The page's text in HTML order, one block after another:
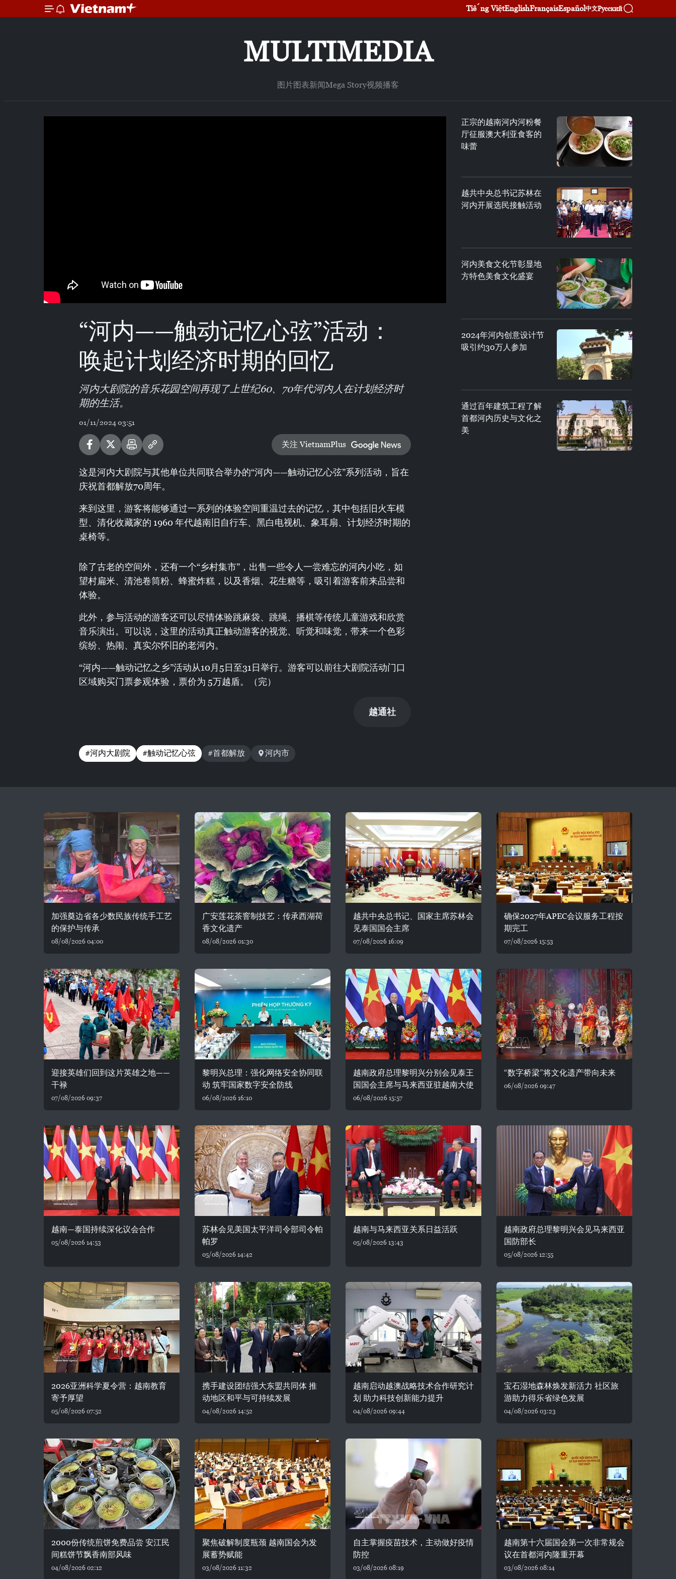
Tiếng ViệtEnglishFrançaisEspañol中文Русский
MULTIMEDIA
图片图表新闻Mega Story视频播客
“河内——触动记忆心弦”活动：
唤起计划经济时期的回忆
河内大剧院的音乐花园空间再现了上世纪60、70年代河内人在计划经济时
期的生活。
01/11/2024 03:51
关注 VietnamPlus
这是河内大剧院与其他单位共同联合举办的“河内——触动记忆心弦”系列活动，旨在
庆祝首都解放70周年。
来到这里，游客将能够通过一系列的体验空间重温过去的记忆，其中包括旧火车模
型、清化收藏家的 1960 年代越南旧自行车、黑白电视机、象耳扇、计划经济时期的
桌椅等。
除了古老的空间外，还有一个“乡村集市”，出售一些令人一尝难忘的河内小吃，如
望村扁米、清池卷筒粉、蜂蜜炸糕，以及香烟、花生糖等，吸引着游客前来品尝和
体验。
此外，参与活动的游客还可以尽情体验跳麻袋、跳绳、播棋等传统儿童游戏和欣赏
音乐演出。可以说，这里的活动真正触动游客的视觉、听觉和味觉，带来一个色彩
缤纷、热闹、真实尔怀旧的老河内。
“河内——触动记忆之乡”活动从10月5日至31日举行。游客可以前往大剧院活动门口
区域购买门票参观体验，票价为 5万越盾。（完）
越通社
#河内大剧院 #触动记忆心弦 #首都解放 河内市
正宗的越南河内河粉餐
厅征服澳大利亚食客的
味蕾
越共中央总书记苏林在
河内开展选民接触活动
河内美食文化节彰显地
方特色美食文化盛宴
2024年河内创意设计节
吸引约30万人参加
通过百年建筑工程了解
首都河内历史与文化之
美
加强奠边省各少数民族传统手工艺
的保护与传承
08/08/2026 04:00
广安莲花茶窨制技艺：传承西湖荷
香文化遗产
08/08/2026 01:30
越共中央总书记、国家主席苏林会
见泰国国会主席
07/08/2026 16:09
确保2027年APEC会议服务工程按
期完工
07/08/2026 15:53
迎接英雄们回到这片英雄之地——
干禄
07/08/2026 09:37
黎明兴总理：强化网络安全协同联
动 筑牢国家数字安全防线
06/08/2026 16:10
越南政府总理黎明兴分别会见泰王
国国会主席与马来西亚驻越南大使
06/08/2026 15:57
“数字桥梁”将文化遗产带向未来
06/08/2026 09:47
越南—泰国持续深化议会合作
05/08/2026 14:53
苏林会见美国太平洋司令部司令帕
帕罗
05/08/2026 14:42
越南与马来西亚关系日益活跃
05/08/2026 13:43
越南政府总理黎明兴会见马来西亚
国防部长
05/08/2026 12:55
2026亚洲科学夏令营：越南教育
寄予厚望
05/08/2026 07:52
携手建设团结强大东盟共同体 推
动地区和平与可持续发展
04/08/2026 14:52
越南启动越澳战略技术合作研究计
划 助力科技创新能力提升
04/08/2026 09:44
宝石湿地森林焕发新活力 社区旅
游助力得乐省绿色发展
04/08/2026 03:23
2000份传统煎饼免费品尝 安江民
间糕饼节飘香南部风味
04/08/2026 02:12
聚焦破解制度瓶颈 越南国会为发
展蓄势赋能
03/08/2026 11:32
自主掌握疫苗技术，主动做好疫情
防控
03/08/2026 08:19
越南第十六届国会第一次非常规会
议在首都河内隆重开幕
03/08/2026 08:14